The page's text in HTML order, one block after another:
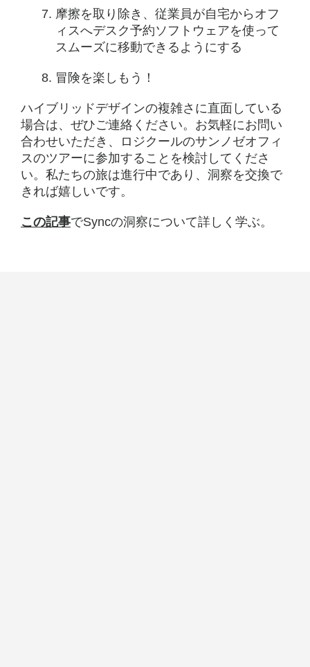
摩擦を取り除き、従業員が自宅からオフ
ィスへデスク予約ソフトウェアを使って
スムーズに移動できるようにする
冒険を楽しもう！
ハイブリッドデザインの複雑さに直面している
場合は、ぜひご連絡ください。お気軽にお問い
合わせいただき、ロジクールのサンノゼオフィ
スのツアーに参加することを検討してくださ
い。私たちの旅は進行中であり、洞察を交換で
きれば嬉しいです。
この記事でSyncの洞察について詳しく学ぶ。